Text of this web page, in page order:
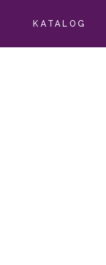
KATALOG